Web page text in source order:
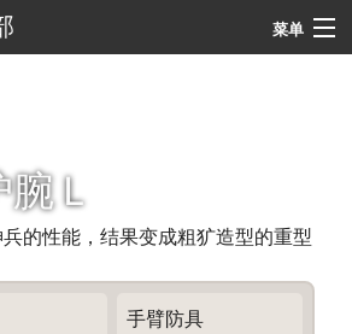
菜单
Ｌ
的性能，结果变成粗犷造型的重型
手臂防具